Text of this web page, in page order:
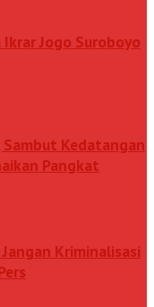
Jogo Suroboyo
Kedatangan
Pangkat
Kriminalisasi